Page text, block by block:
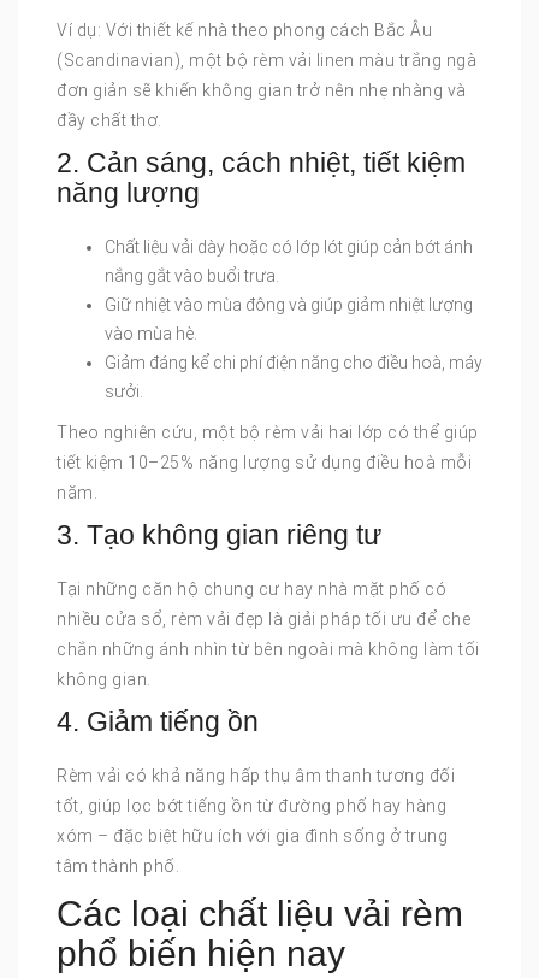
Ví dụ: Với thiết kế nhà theo phong cách Bắc Âu
(Scandinavian), một bộ rèm vải linen màu trắng ngà
đơn giản sẽ khiến không gian trở nên nhẹ nhàng và
đầy chất thơ.
2. Cản sáng, cách nhiệt, tiết kiệm
năng lượng
Chất liệu vải dày hoặc có lớp lót giúp cản bớt ánh
nắng gắt vào buổi trưa.
Giữ nhiệt vào mùa đông và giúp giảm nhiệt lượng
vào mùa hè.
Giảm đáng kể chi phí điện năng cho điều hoà, máy
sưởi.
Theo nghiên cứu, một bộ rèm vải hai lớp có thể giúp
tiết kiệm 10–25% năng lượng sử dụng điều hoà mỗi
năm.
3. Tạo không gian riêng tư
Tại những căn hộ chung cư hay nhà mặt phố có
nhiều cửa sổ, rèm vải đẹp là giải pháp tối ưu để che
chắn những ánh nhìn từ bên ngoài mà không làm tối
không gian.
4. Giảm tiếng ồn
Rèm vải có khả năng hấp thụ âm thanh tương đối
tốt, giúp lọc bớt tiếng ồn từ đường phố hay hàng
xóm – đặc biệt hữu ích với gia đình sống ở trung
tâm thành phố.
Các loại chất liệu vải rèm
phổ biến hiện nay